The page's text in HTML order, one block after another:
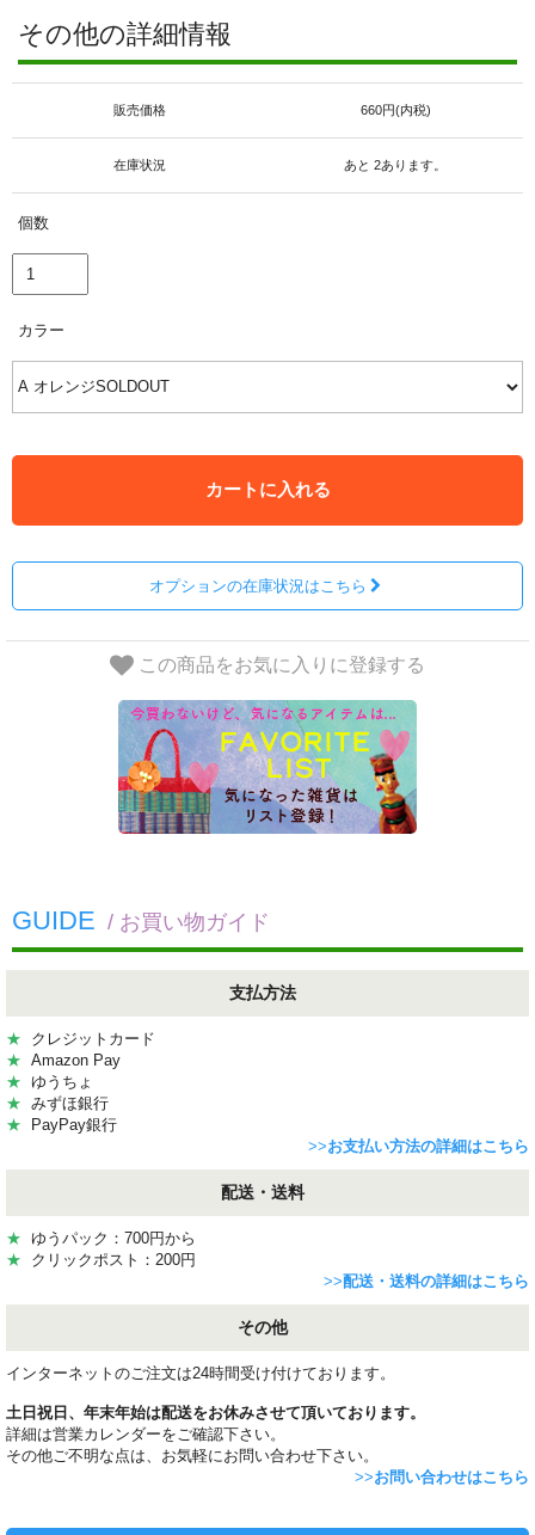
その他の詳細情報
販売価格 660円(内税)
在庫状況 あと 2あります。
個数
カラー
カートに入れる
オプションの在庫状況はこちら
この商品をお気に入りに登録する
GUIDE / お買い物ガイド
支払方法
★ クレジットカード
★ Amazon Pay
★ ゆうちょ
★ みずほ銀行
★ PayPay銀行
>>お支払い方法の詳細はこちら
配送・送料
★ ゆうパック：700円から
★ クリックポスト：200円
>>配送・送料の詳細はこちら
その他
インターネットのご注文は24時間受け付けております。
土日祝日、年末年始は配送をお休みさせて頂いております。
詳細は営業カレンダーをご確認下さい。
その他ご不明な点は、お気軽にお問い合わせ下さい。
>>お問い合わせはこちら